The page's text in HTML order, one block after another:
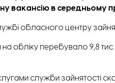
вакансію в середньому
обласного центру
обліку перебувало 9,8
служби зайнятості